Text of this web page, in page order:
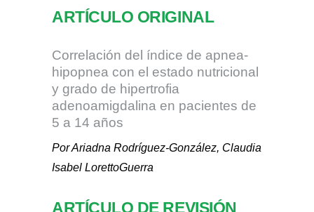
ARTÍCULO ORIGINAL
Correlación del índice de apnea-
hipopnea con el estado nutricional
y grado de hipertrofia
adenoamigdalina en pacientes de
5 a 14 años
Por Ariadna Rodríguez-González, Claudia
Isabel LorettoGuerra
ARTÍCULO DE REVISIÓN